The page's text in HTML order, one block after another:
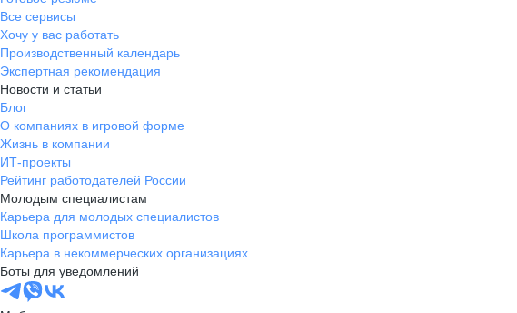
Все сервисы
Хочу у вас работать
Производственный календарь
Экспертная рекомендация
Новости и статьи
Блог
О компаниях в игровой форме
Жизнь в компании
ИТ-проекты
Рейтинг работодателей России
Молодым специалистам
Карьера для молодых специалистов
Школа программистов
Карьера в некоммерческих организациях
Боты для уведомлений